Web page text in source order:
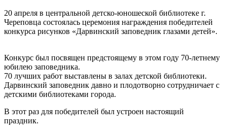
20 апреля в центральной детско-юношеской библиотеке г.
Череповца состоялась церемония награждения победителей
конкурса рисунков «Дарвинский заповедник глазами детей».
Конкурс был посвящен предстоящему в этом году 70-летнему
юбилею заповедника.
70 лучших работ выставлены в залах детской библиотеки.
Дарвинский заповедник давно и плодотворно сотрудничает с
детскими библиотеками города.
В этот раз для победителей был устроен настоящий
праздник.